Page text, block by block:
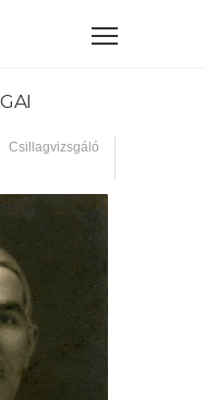
Csillagvizsgáló